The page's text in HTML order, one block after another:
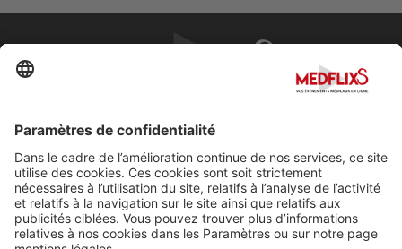
À propos de MedflixS®
Aide
Contact
Mentions légales